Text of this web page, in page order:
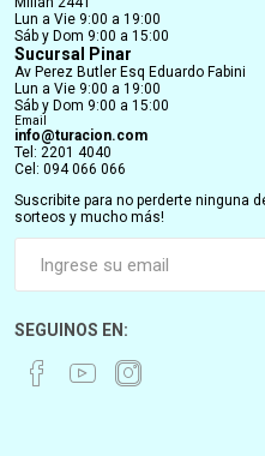
Lun a Vie 9:00 a 19:00
Sáb y Dom 9:00 a 15:00
Sucursal Pinar
Av Perez Butler Esq Eduardo Fabini
Lun a Vie 9:00 a 19:00
Sáb y Dom 9:00 a 15:00
Email
info@turacion.com
Tel: 2201 4040
Cel: 094 066 066
Suscribite para no perderte ninguna
sorteos y mucho más!
SEGUINOS EN: